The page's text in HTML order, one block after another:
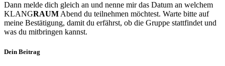
Dann melde dich gleich an und nenne mir das Datum an welchem
KLANGRAUMAbend du teilnehmen möchtest. Warte bitte auf
meine Bestätigung, damit du erfährst, ob die Gruppe stattfindet und
was du mitbringen kannst.
Dein Beitrag